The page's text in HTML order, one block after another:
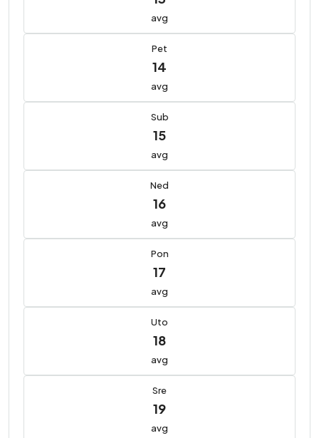
avg
Pet
14
avg
Sub
15
avg
Ned
16
avg
Pon
17
avg
Uto
18
avg
Sre
19
avg